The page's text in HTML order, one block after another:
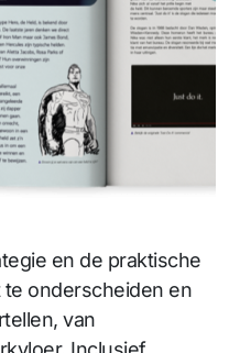
en de praktische
onderscheiden en
van